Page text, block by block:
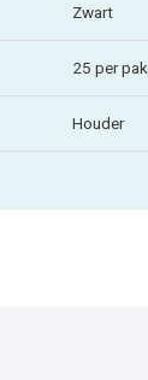
Zwart
25 per pak
Houder